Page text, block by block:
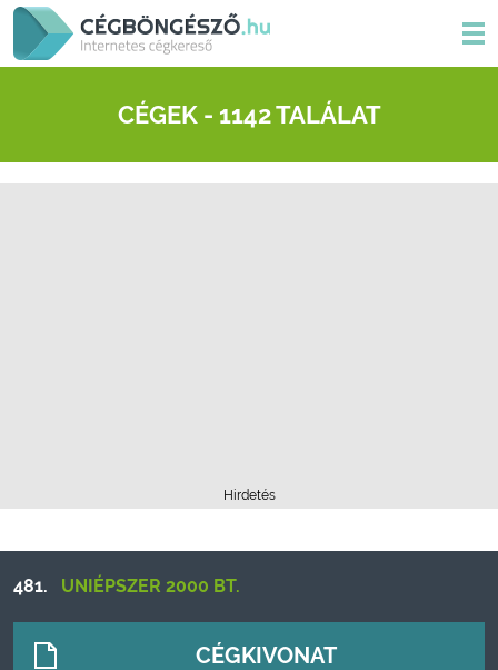
CÉGEK - 1142 TALÁLAT
Hirdetés
481. UNIÉPSZER 2000 BT.
CÉGKIVONAT